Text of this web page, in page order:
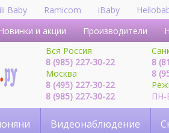
Baby Ramicom iBaby
Новинки и акции Производители
Вся Россия
8 (985) 227-30-22
Москва
8 (495) 227-30-22
8 (985) 227-30-22
8
8
ПН-
Видеонаблюдение